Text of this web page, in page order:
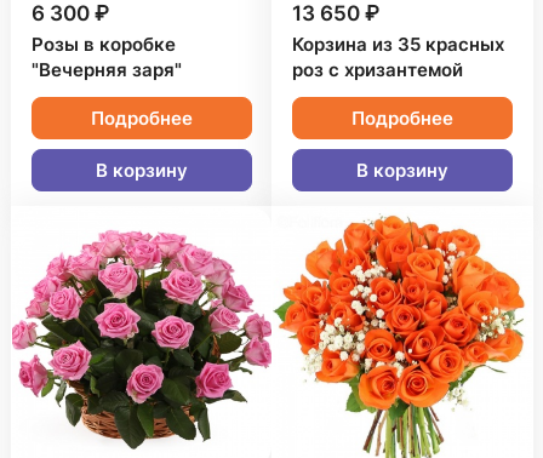
6 300 ₽
Розы в коробке
"Вечерняя заря"
Подробнее
В корзину
13 650 ₽
Корзина из 35 красных
роз с хризантемой
Подробнее
В корзину